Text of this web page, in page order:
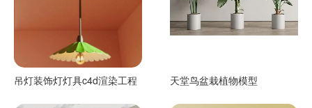
吊灯装饰灯灯具c4d渲染工程 天堂鸟盆栽植物模型